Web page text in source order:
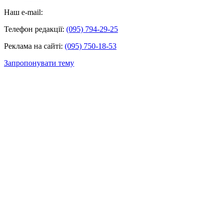
Наш e-mail:
Телефон редакції: (095) 794-29-25
Реклама на сайті: (095) 750-18-53
Запропонувати тему